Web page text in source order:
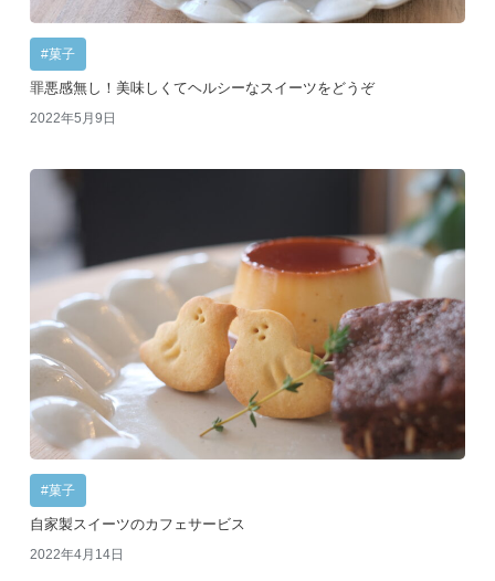
#菓子
罪悪感無し！美味しくてヘルシーなスイーツをどうぞ
2022年5月9日
#菓子
自家製スイーツのカフェサービス
2022年4月14日